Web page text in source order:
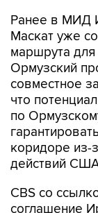
Ранее в МИД
Маскат уже
маршрута
Ормузский
совместное
что
по
коридоре из-
действий
CBS со
соглашение